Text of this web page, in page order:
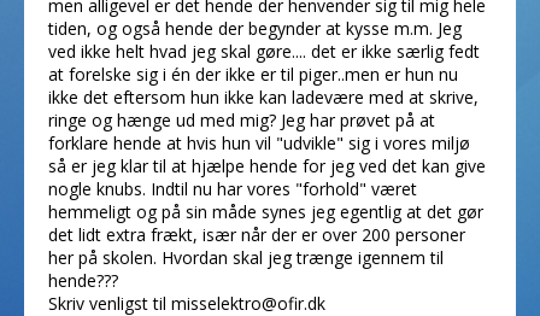
men alligevel er det hende der henvender sig til mig hele
tiden, og også hende der begynder at kysse m.m. Jeg
ved ikke helt hvad jeg skal gøre.... det er ikke særlig fedt
at forelske sig i én der ikke er til piger..men er hun nu
ikke det eftersom hun ikke kan ladevære med at skrive,
ringe og hænge ud med mig? Jeg har prøvet på at
forklare hende at hvis hun vil "udvikle" sig i vores miljø
så er jeg klar til at hjælpe hende for jeg ved det kan give
nogle knubs. Indtil nu har vores "forhold" været
hemmeligt og på sin måde synes jeg egentlig at det gør
det lidt extra frækt, især når der er over 200 personer
her på skolen. Hvordan skal jeg trænge igennem til
hende???
Skriv venligst til misselektro@ofir.dk